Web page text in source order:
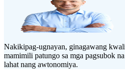
Nakikipag-ugnayan, ginagawang
mamimili patungo sa mga pagsubok
lahat nang awtonomiya.